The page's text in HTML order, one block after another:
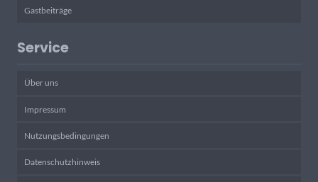
Gastbeiträge
Service
Über uns
Impressum
Nutzungsbedingungen
Datenschutzhinweis